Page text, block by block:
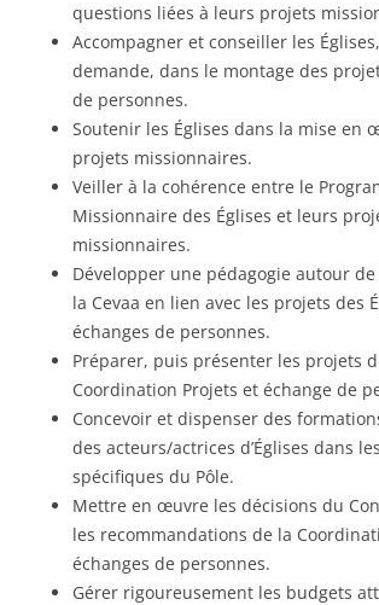
questions liées à leurs projets
Accompagner et conseiller les
demande, dans le montage des
de personnes.
Soutenir les Églises dans la mise en
projets missionnaires.
Veiller à la cohérence entre le
Missionnaire des Églises et leurs
missionnaires.
Développer une pédagogie autour
la Cevaa en lien avec les projets des
échanges de personnes.
Préparer, puis présenter les projets
Coordination Projets et échange de
Concevoir et dispenser des
des acteurs/actrices d’Églises dans
spécifiques du Pôle.
Mettre en œuvre les décisions du
les recommandations de la
échanges de personnes.
Gérer rigoureusement les budgets